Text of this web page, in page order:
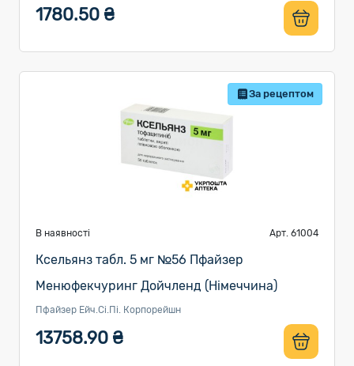
1780.50 ₴
За рецептом
В наявності Арт. 61004
Ксельянз табл. 5 мг №56 Пфайзер
Менюфекчуринг Дойчленд (Німеччина)
Пфайзер Ейч.Сі.Пі. Корпорейшн
13758.90 ₴